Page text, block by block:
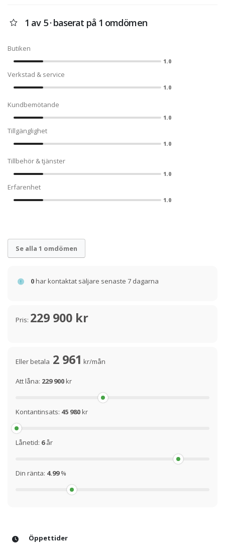
1 av 5 · baserat på 1 omdömen
Butiken
1.0
Verkstad & service
1.0
Kundbemötande
1.0
Tillgänglighet
1.0
Tillbehör & tjänster
1.0
Erfarenhet
1.0
Se alla 1 omdömen
0har kontaktat säljare senaste 7 dagarna
Pris: 229 900 kr
Eller betala 2 961 kr/mån
Att låna: 229 900kr
Kontantinsats: 45 980kr
Lånetid: 6år
Din ränta: 4.99%
Öppettider